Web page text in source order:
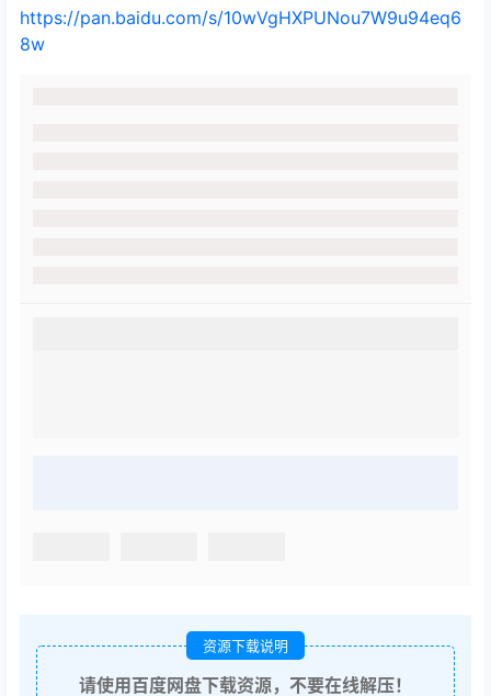
https://pan.baidu.com/s/10wVgHXPUNou7W9u94eq6
8w
资源下载说明
请使用百度网盘下载资源，不要在线解压！